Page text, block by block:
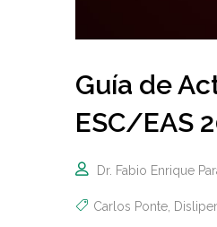
Guía de
ESC/EAS
Dr. Fabio Enrique
Carlos Ponte